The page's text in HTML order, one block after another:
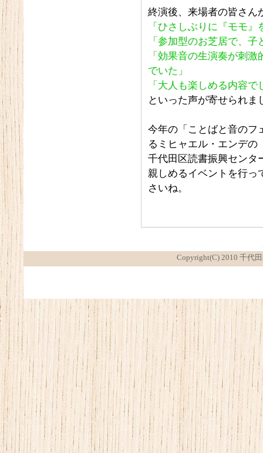
終演後、来場者の皆さん
「ひさしぶりに『モモ
「参加型のお芝居で、
「効果音の生演奏が刺
でいた」
「大人も楽しめる内容で
といった声が寄せられま
今年の「ことばと音のフ
るミヒャエル・エンデの
千代田区読書振興センタ
親しめるイベントを行っ
さいね。
Copyright(C) 2010 千代